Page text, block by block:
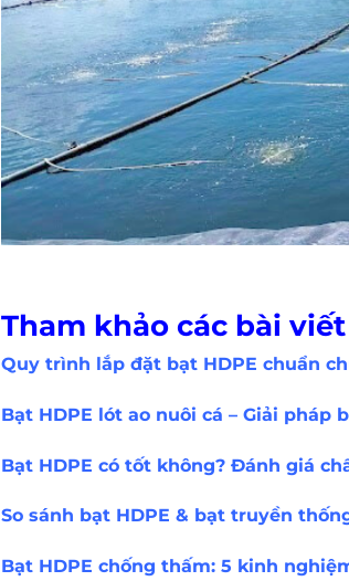
Tham khảo các bài
Quy trình lắp đặt bạt HDPE chuẩn
Bạt HDPE lót ao nuôi cá – Giải pháp
Bạt HDPE có tốt không? Đánh giá
So sánh bạt HDPE & bạt truyền
Bạt HDPE chống thấm: 5 kinh